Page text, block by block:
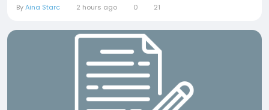
ByAina Starc 2 hours ago 0 21